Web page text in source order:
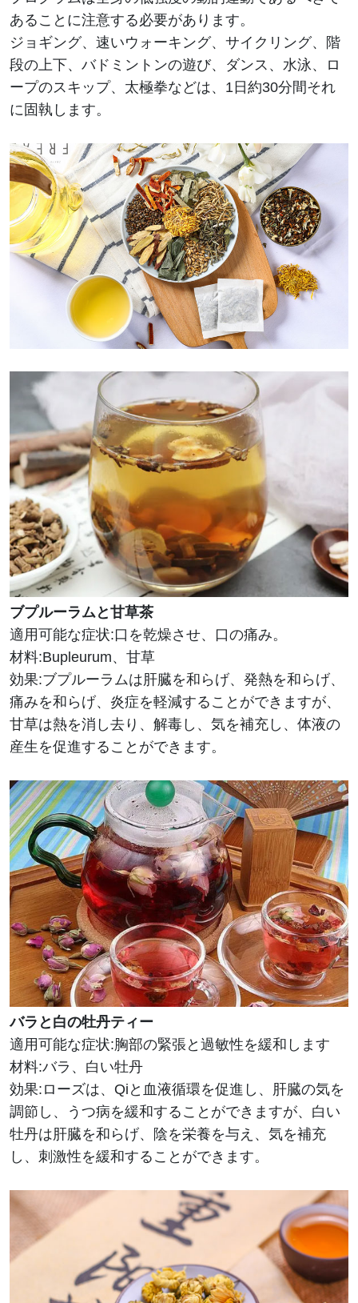
あることに注意する必要があります。
ジョギング、速いウォーキング、サイクリング、階
段の上下、バドミントンの遊び、ダンス、水泳、ロ
ープのスキップ、太極拳などは、1日約30分間それ
に固執します。
ブプルーラムと甘草茶
適用可能な症状:口を乾燥させ、口の痛み。
材料:Bupleurum、甘草
効果:ブプルーラムは肝臓を和らげ、発熱を和らげ、
痛みを和らげ、炎症を軽減することができますが、
甘草は熱を消し去り、解毒し、気を補充し、体液の
産生を促進することができます。
バラと白の牡丹ティー
適用可能な症状:胸部の緊張と過敏性を緩和します
材料:バラ、白い牡丹
効果:ローズは、Qiと血液循環を促進し、肝臓の気を
調節し、うつ病を緩和することができますが、白い
牡丹は肝臓を和らげ、陰を栄養を与え、気を補充
し、刺激性を緩和することができます。